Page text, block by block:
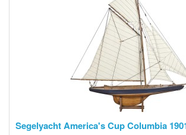
Segelyacht America's Cup Columbia